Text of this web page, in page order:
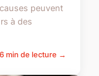
peuvent
à des
6 min de lecture →